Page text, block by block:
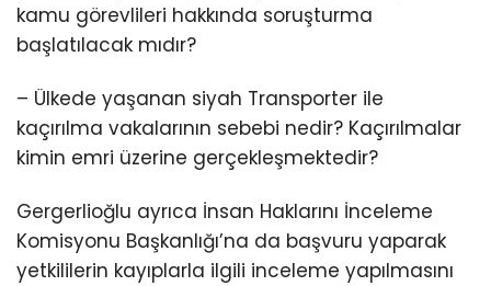
kamu görevlileri hakkında soruşturma
başlatılacak mıdır?
– Ülkede yaşanan siyah Transporter ile
kaçırılma vakalarının sebebi nedir? Kaçırılmalar
kimin emri üzerine gerçekleşmektedir?
Gergerlioğlu ayrıca İnsan Haklarını İnceleme
Komisyonu Başkanlığı’na da başvuru yaparak
yetkililerin kayıplarla ilgili inceleme yapılmasını